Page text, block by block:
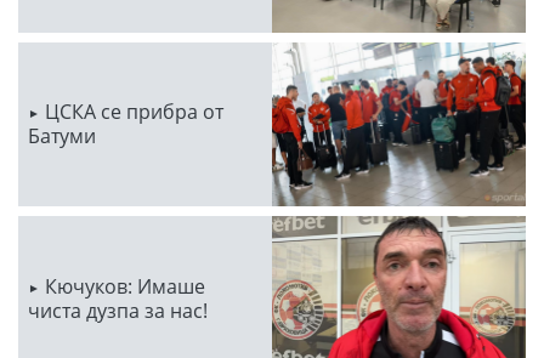
ЦСКА се прибра от
Батуми
Кючуков: Имаше
чиста дузпа за нас!